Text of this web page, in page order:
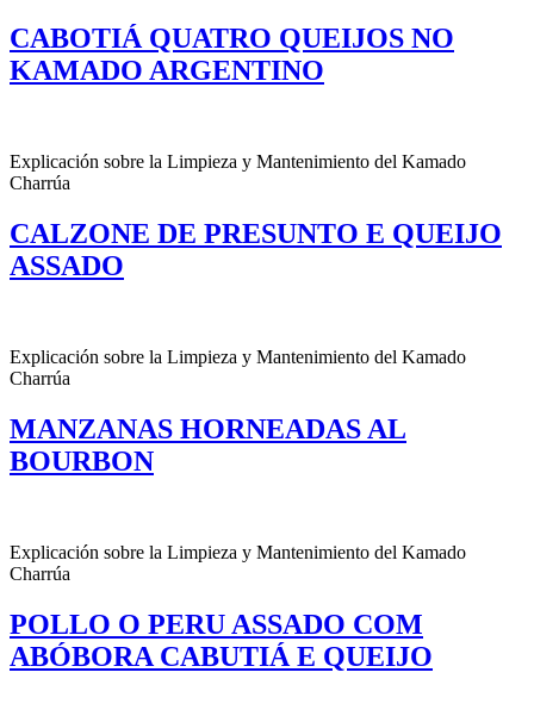
CABOTIÁ QUATRO QUEIJOS NO
KAMADO ARGENTINO
Explicación sobre la Limpieza y Mantenimiento del Kamado
Charrúa
CALZONE DE PRESUNTO E QUEIJO
ASSADO
Explicación sobre la Limpieza y Mantenimiento del Kamado
Charrúa
MANZANAS HORNEADAS AL
BOURBON
Explicación sobre la Limpieza y Mantenimiento del Kamado
Charrúa
POLLO O PERU ASSADO COM
ABÓBORA CABUTIÁ E QUEIJO